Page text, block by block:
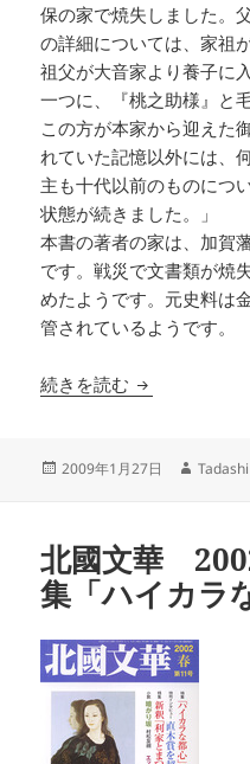
保の家で焼失しました。
の詳細については、家祖
祖父が大音家より養子に
一つに、『桃之助様』と
この方が本家から迎えた
れていた記憶以外には、
主も十代以前のものにつ
状態が続きました。」
本書の著者の家は、加賀
です。戦災で文書類が焼
めたようです。元史料は
管されているようです。
続きを読む 前田利貞系
投
2009年1月27日
作
Tadashi
北國文華
集「ハイカラ